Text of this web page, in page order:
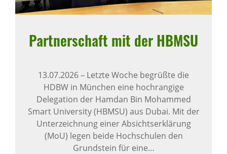
Part­ner­schaft mit der HBMSU
13.07.2026– Letzte Woche begrüßte die
HDBW in München eine hochrangige
Delegation der Hamdan Bin Mohammed
Smart University (HBMSU) aus Dubai. Mit der
Unterzeichnung einer Absichtserklärung
(MoU) legen beide Hochschulen den
Grundstein für eine…